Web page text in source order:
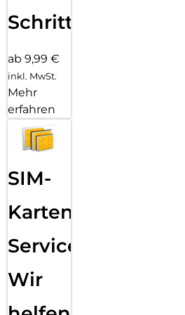
Schritten
ab 9,99 €
inkl. MwSt.
Mehr
erfahren
SIM-
Karten
Service:
Wir